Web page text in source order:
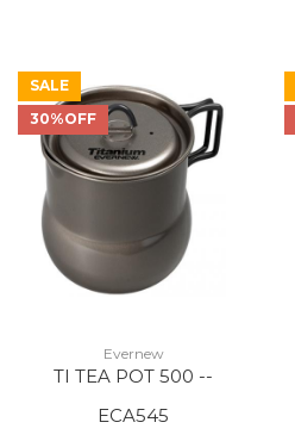
SALE
30%OFF
Evernew
TI TEA POT 500 --
ECA545